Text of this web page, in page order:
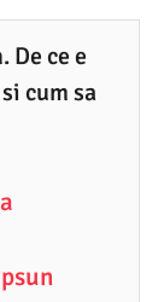
De ce e
cum sa